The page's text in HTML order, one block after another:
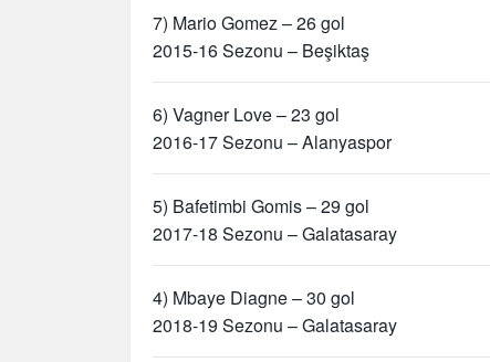
7) Mario Gomez – 26 gol
2015-16 Sezonu – Beşiktaş
6) Vagner Love – 23 gol
2016-17 Sezonu – Alanyaspor
5) Bafetimbi Gomis – 29 gol
2017-18 Sezonu – Galatasaray
4) Mbaye Diagne – 30 gol
2018-19 Sezonu – Galatasaray